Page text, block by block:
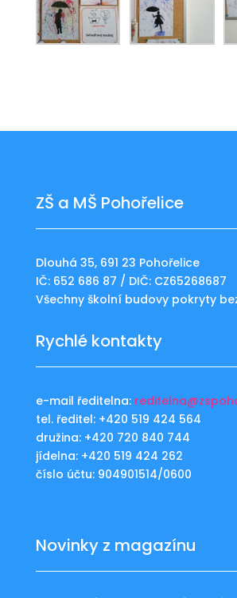
ZŠ a MŠ Pohořelice
Dlouhá 35, 691 23 Pohořelice
IČ: 652 686 87 / DIČ: CZ65268687
Všechny školní budovy pokryty
Rychlé kontakty
e-mail ředitelna:
tel. ředitel: +420 519 424 564
družina: +420 720 840 744
jídelna: +420 519 424 262
číslo účtu: 904901514/0600
Novinky z magazínu